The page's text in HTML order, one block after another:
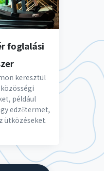
foglalási
keresztül
például
edzőtermet,
ütközéseket.